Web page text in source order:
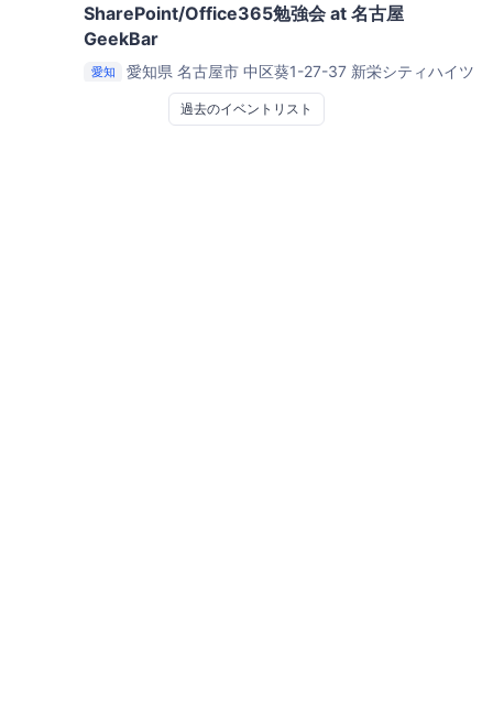
SharePoint/Office365勉強会 at 名古屋
GeekBar
愛知
愛知県 名古屋市 中区葵1-27-37 新栄シティハイツ
GeekBar名古屋
過去のイベントリスト